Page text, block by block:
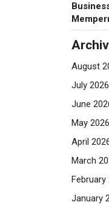
August
July 2026
June
May 2026
April
March
February
January